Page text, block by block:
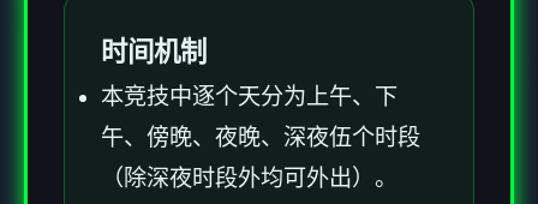
时间机制
本竞技中逐个天分为上午、下
午、傍晚、夜晚、深夜伍个时段
（除深夜时段外均可外出）。